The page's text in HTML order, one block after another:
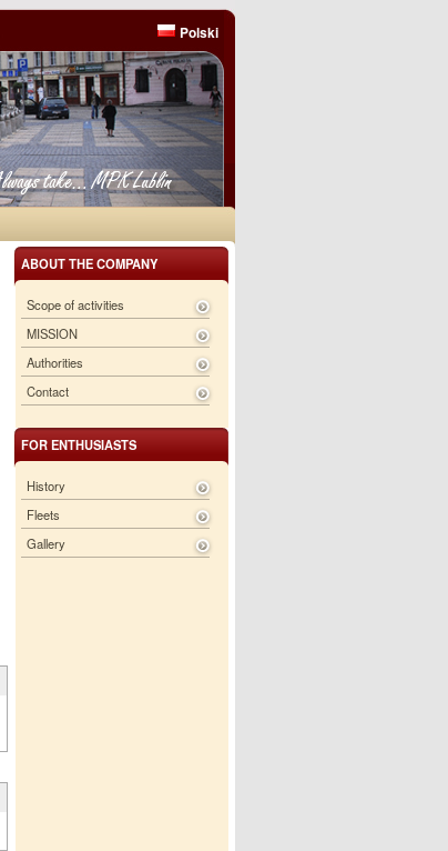
Polski
ABOUT THE COMPANY
Scope of activities
MISSION
Authorities
Contact
FOR ENTHUSIASTS
History
Fleets
Gallery